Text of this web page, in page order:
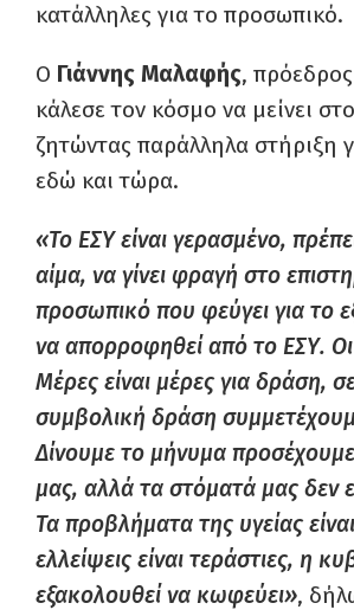
κατάλληλες για το προσωπικό.
Ο Γιάννης Μαλαφής,
κάλεσε τον κόσμο να μείνει
ζητώντας παράλληλα στήριξη
εδώ και τώρα.
«Το ΕΣΥ είναι γερασμένο,
αίμα, να γίνει φραγή στο
προσωπικό που φεύγει για το
να απορροφηθεί από το ΕΣΥ.
Μέρες είναι μέρες για δράση,
συμβολική δράση
Δίνουμε το μήνυμα
μας, αλλά τα στόματά μας δεν
Τα προβλήματα της υγείας
ελλείψεις είναι τεράστιες, η
εξακολουθεί να κωφεύει»,